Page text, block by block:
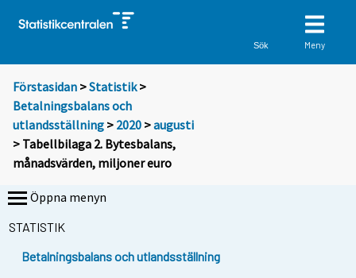
Sök Meny
Förstasidan >Statistik >
Betalningsbalans och
utlandsställning > 2020 >augusti
> Tabellbilaga 2. Bytesbalans,
månadsvärden, miljoner euro
Öppna menyn
STATISTIK
Betalningsbalans och utlandsställning